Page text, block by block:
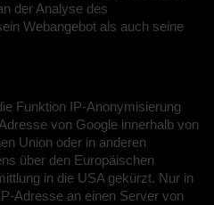
der Analyse des
Webangebot als auch seine
Funktion IP-Anonymisierung
von Google innerhalb von
Union oder in anderen
über den Europäischen
in die USA gekürzt. Nur in
Adresse an einen Server von